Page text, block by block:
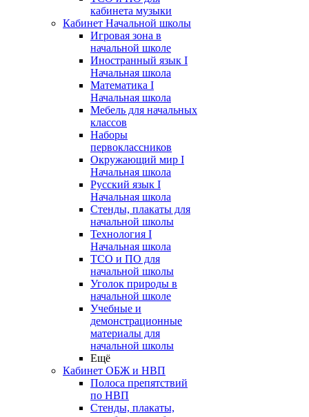
кабинета музыки
Кабинет Начальной школы
Игровая зона в
начальной школе
Иностранный язык I
Начальная школа
Математика I
Начальная школа
Мебель для начальных
классов
Наборы
первоклассников
Окружающий мир I
Начальная школа
Русский язык I
Начальная школа
Стенды, плакаты для
начальной школы
Технология I
Начальная школа
ТСО и ПО для
начальной школы
Уголок природы в
начальной школе
Учебные и
демонстрационные
материалы для
начальной школы
Ещё
Кабинет ОБЖ и НВП
Полоса препятствий
по НВП
Стенды, плакаты,